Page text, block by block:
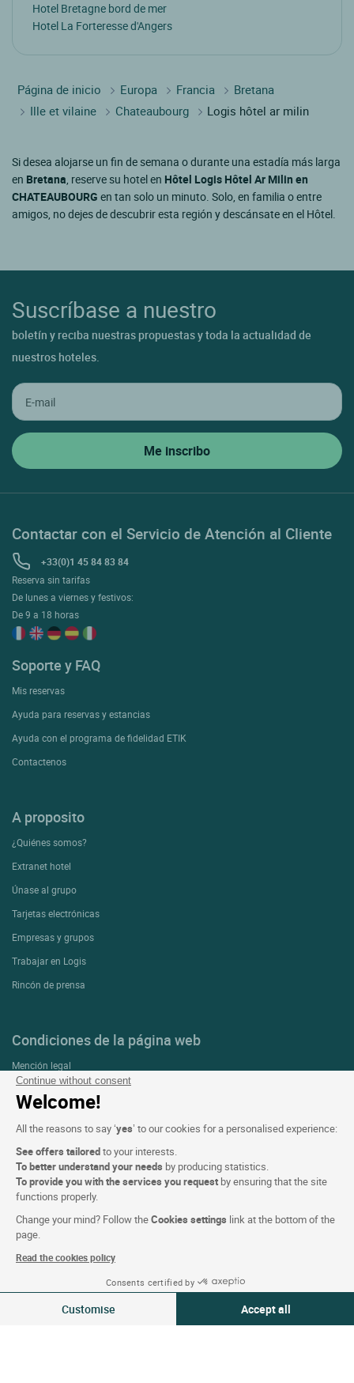
Continue without consent
Welcome!
All the reasons to say ‘yes’ to our cookies for a personalised experience:
See offers tailoredto your interests.
To better understand your needs by producing statistics.
To provide you with the services you request by ensuring that the site
functions properly.
Change your mind? Follow theCookies settings link at the bottom of the
page.
Read the cookies policy
Consents certified by
Customise Accept all
Ver disponibilidad
Hotel Bretagne bord de mer
Hotel La Forteresse d'Angers
Página de inicio Europa Francia
Bretana
Ille et vilaine
Chateaubourg Logis hôtel ar milin
Si desea alojarse un fin de semana o durante una estadía más larga
en Bretana, reserve su hotel en Hôtel Logis Hôtel Ar Milin en
CHATEAUBOURG en tan solo un minuto. Solo, en familia o entre
amigos, no dejes de descubrir esta región y descánsate en el Hôtel.
Suscríbase a nuestro
boletín y reciba nuestras propuestas y toda la actualidad de
nuestros hoteles.
Contactar con el Servicio de Atención al Cliente
+33(0)1 45 84 83 84
Reserva sin tarifas
De lunes a viernes y festivos:
De 9 a 18 horas
Soporte y FAQ
Mis reservas
Ayuda para reservas y estancias
Ayuda con el programa de fidelidad ETIK
Contactenos
A proposito
¿Quiénes somos?
Extranet hotel
Únase al grupo
Tarjetas electrónicas
Empresas y grupos
Trabajar en Logis
Rincón de prensa
Condiciones de la página web
Mención legal
Protección de datos personales (RGPD)
Configuración de las cookies
CGV
Asistencia
Mapa del sitio
fotografías
Síguenos